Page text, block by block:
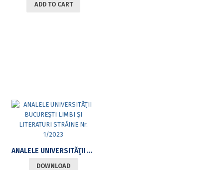
ADD TO CART
ANALELE UNIVERSITĂŢII BUCUREŞTI LIMBI ŞI LITERATURI STRĂINE NR. 1/2023
DOWNLOAD